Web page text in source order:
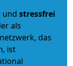
und stressfrei
als
das
ist